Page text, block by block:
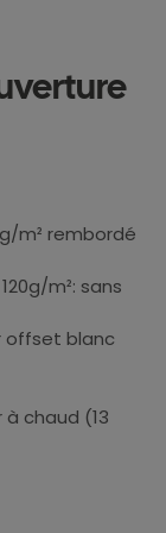
m² rembordé
m²: sans
offset blanc
à chaud (13